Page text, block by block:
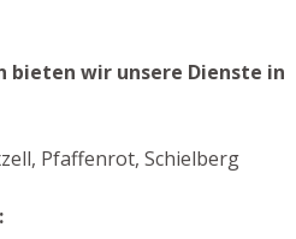
wir unsere Dienste in
Pfaffenrot, Schielberg